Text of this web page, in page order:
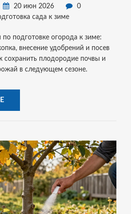
20 июн 2026
0
сада к зиме
по подготовке огорода к зиме:
внесение удобрений и посев
сохранить плодородие почвы и
в следующем сезоне.